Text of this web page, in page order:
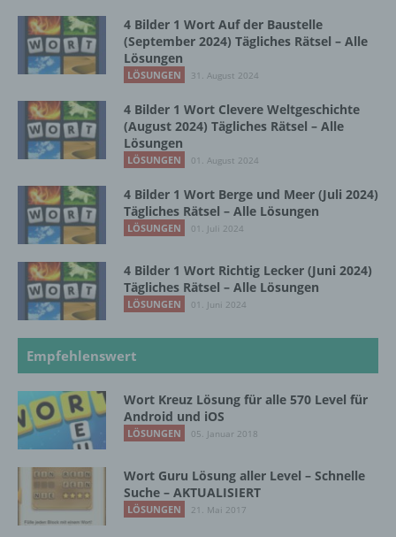
4 Bilder 1 Wort Auf der Baustelle
(September 2024) Tägliches Rätsel – Alle
Lösungen
LÖSUNGEN 31. August 2024
4 Bilder 1 Wort Clevere Weltgeschichte
(August 2024) Tägliches Rätsel – Alle
Lösungen
LÖSUNGEN 01. August 2024
4 Bilder 1 Wort Berge und Meer (Juli 2024)
Tägliches Rätsel – Alle Lösungen
LÖSUNGEN 01. Juli 2024
4 Bilder 1 Wort Richtig Lecker (Juni 2024)
Tägliches Rätsel – Alle Lösungen
LÖSUNGEN 01. Juni 2024
Empfehlenswert
Wort Kreuz Lösung für alle 570 Level für
Android und iOS
LÖSUNGEN 05. Januar 2018
Wort Guru Lösung aller Level – Schnelle
Suche – AKTUALISIERT
LÖSUNGEN 21. Mai 2017
können, sofern diese zusätzlichen
Informationen gesondert aufbewahrt werden
und technischen und organisatorischen
Maßnahmen unterliegen, die gewährleisten,
dass die personenbezogenen Daten nicht
einer identifizierten oder identifizierbaren
natürlichen Person zugewiesen werden.
g) Verantwortlicher oder für die Verarbeitung
Verantwortlicher
Verantwortlicher oder für die Verarbeitung
Verantwortlicher ist die natürliche oder
juristische Person, Behörde, Einrichtung
oder andere Stelle, die allein oder
gemeinsam mit anderen über die Zwecke
und Mittel der Verarbeitung von
personenbezogenen Daten entscheidet.
Sind die Zwecke und Mittel dieser
Verarbeitung durch das Unionsrecht oder
das Recht der Mitgliedstaaten vorgegeben,
so kann der Verantwortliche
beziehungsweise können die bestimmten
Unionsrecht oder dem Recht der
Mitgliedstaaten vorgesehen werden.